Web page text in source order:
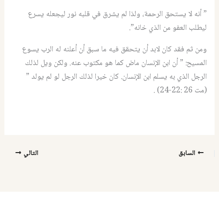
” أنه لا يستحق الرحمة، ولذا لم يشرق في قلبه نور ليجعله يسرع
ليطلب العفو من الذي خانه”.
ومن ثم فقد كان لابد أن يتحقق فيه ما سبق أن أعلنه له الرب يسوع
المسيح: ” أن ابن الإنسان ماض كما هو مكتوب عنه. ولكن ويل لذلك
الرجل الذي به يسلم ابن الإنسان. كان خيرا لذلك الرجل لو لم يولد ”
(مت 26 :22-24) .
السابق التالي